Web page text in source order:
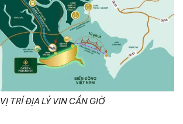
VỊ TRÍ ĐỊA LÝ VIN CẦN GIỜ